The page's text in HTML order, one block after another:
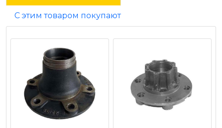
С этим товаром покупают